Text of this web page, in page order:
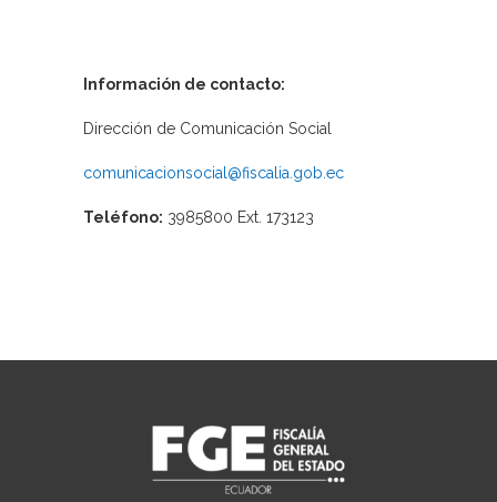
Información de contacto:
Dirección de Comunicación Social
comunicacionsocial@fiscalia.gob.ec
Teléfono: 3985800 Ext. 173123